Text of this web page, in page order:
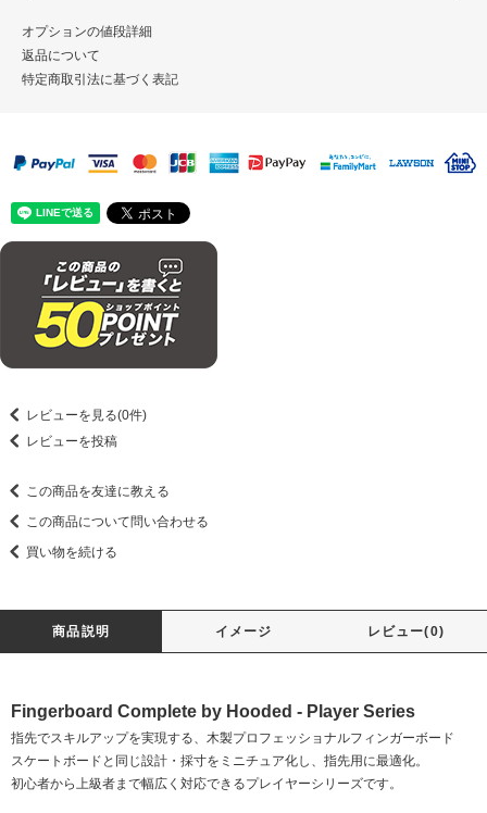
オプションの値段詳細
返品について
特定商取引法に基づく表記
レビューを見る(0件)
レビューを投稿
この商品を友達に教える
この商品について問い合わせる
買い物を続ける
商品説明 イメージ レビュー(0)
Fingerboard Complete by Hooded - Player Series
指先でスキルアップを実現する、木製プロフェッショナルフィンガーボード
スケートボードと同じ設計・採寸をミニチュア化し、指先用に最適化。
初心者から上級者まで幅広く対応できるプレイヤーシリーズです。